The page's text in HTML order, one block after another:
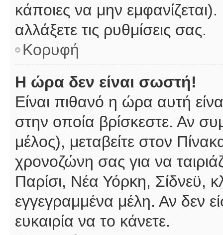
κάποιες να μην
αλλάξετε τις ρυθμίσεις σας.
Κορυφή
Η ώρα δεν είναι σωστή!
Είναι πιθανό η ώρα αυτή
στην οποία βρίσκεστε. Αν
μέλος), μεταβείτε στον
χρονοζώνη σας για να
Παρίσι, Νέα Υόρκη, Σίδνεϋ,
εγγεγραμμένα μέλη. Αν δεν
ευκαιρία να το κάνετε.